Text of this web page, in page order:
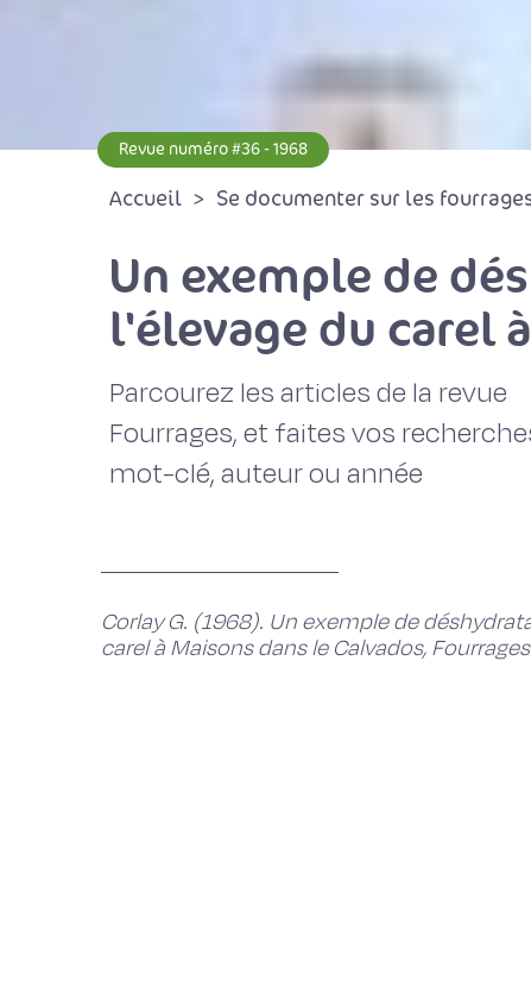
Revue numéro #36 - 1968
Accueil Se documenter sur les
Un exemple de
l'élevage du carel
Parcourez les articles de la revue
Fourrages, et faites vos
mot-clé, auteur ou année
Corlay G. (1968). Un exemple de
carel à Maisons dans le Calvados,